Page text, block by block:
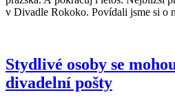
v Divadle Rokoko. Povídali jsme si o
Stydlivé osoby se
divadelní pošty